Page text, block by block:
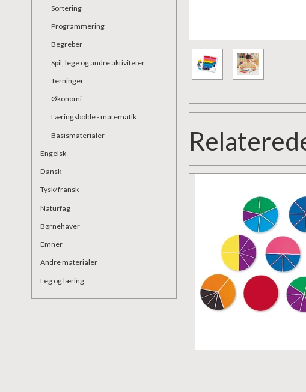
Sortering
Programmering
Begreber
Spil, lege og andre aktiviteter
Terninger
Økonomi
Læringsbolde - matematik
Basismaterialer
Engelsk
Dansk
Tysk/fransk
Naturfag
Børnehaver
Emner
Andre materialer
Leg og læring